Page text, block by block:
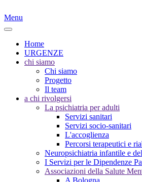
Menu
Home
URGENZE
chi siamo
Chi siamo
Progetto
Il team
a chi rivolgersi
La psichiatria per adulti
Servizi sanitari
Servizi socio-sanitari
L'accoglienza
Percorsi terapeutici e
Neuropsichiatria infantile e
I Servizi per le Dipendenze
Associazioni della Salute
A Bologna